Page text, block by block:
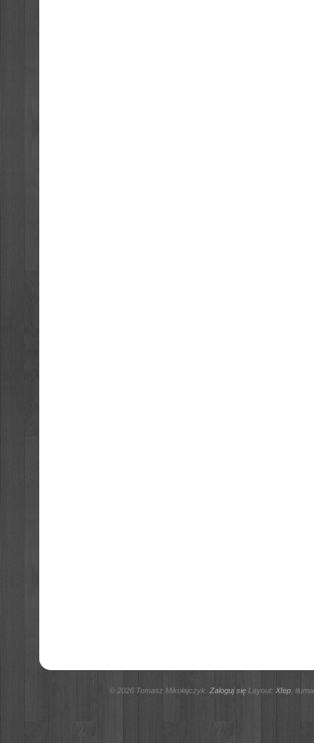
© 2026 Tomasz Mikołajczyk. Zaloguj sięLayout: Xfep,